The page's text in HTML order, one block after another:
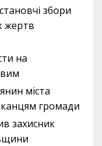
збори
жертв
на
міста
громади
захисник